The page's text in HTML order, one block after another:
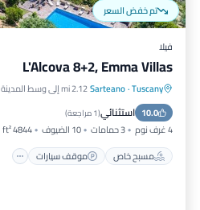
تم خفض السعر
فيلا
L'Alcova 8+2, Emma Villas
Tuscany
·
Sarteano2.12 mi إلى وسط المدينة
10.0 استثنائي(1 مراجعة )
4 غرف نوم 3 حمامات 10 الضيوف
4844 ft²
مسبح خاص
موقف سيارات
مسبح خاص موقف سيارات
شرفة / تراس